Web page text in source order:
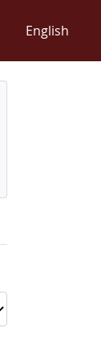
English